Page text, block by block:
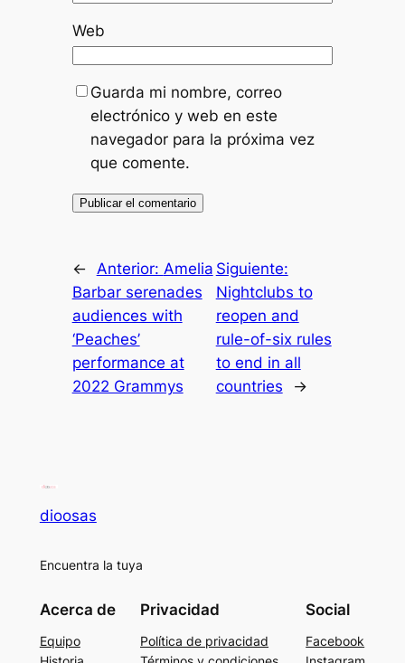
Web
Guarda mi nombre, correo
electrónico y web en este
navegador para la próxima vez
que comente.
← Anterior: Amelia
Barbar serenades
audiences with
‘Peaches’
performance at
2022 Grammys
Siguiente:
Nightclubs to
reopen and
rule-of-six rules
to end in all
countries
→
dioosas
Encuentra la tuya
Acerca de
Equipo
Privacidad
Política de privacidad
Social
Facebook